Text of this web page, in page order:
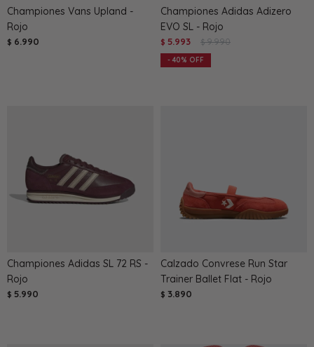
Championes Vans Upland -
Rojo
$ 6.990
Championes Adidas Adizero
EVO SL - Rojo
$ 5.993 $ 9.990
40
Championes Adidas SL 72 RS -
Rojo
$ 5.990
Calzado Convrese Run Star
Trainer Ballet Flat - Rojo
$ 3.890